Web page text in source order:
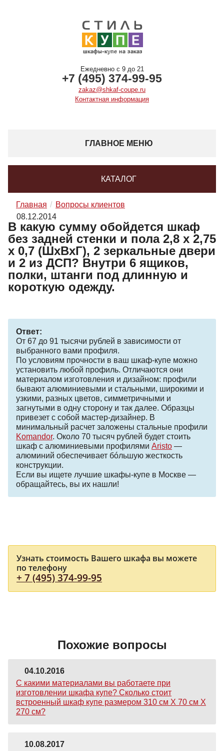
Ежедневно с 9 до 21
+7 (495) 374-99-95
zakaz@shkaf-coupe.ru
Контактная информация
ГЛАВНОЕ МЕНЮ
КАТАЛОГ
Главная
Вопросы клиентов
08.12.2014
В какую сумму обойдется шкаф
без задней стенки и пола 2,8 х 2,75
х 0,7 (ШхВхГ), 2 зеркальные двери
и 2 из ДСП? Внутри 6 ящиков,
полки, штанги под длинную и
короткую одежду.
Ответ:
От 67 до 91 тысячи рублей в зависимости от
выбранного вами профиля.
По условиям прочности в ваш шкаф-купе можно
установить любой профиль. Отличаются они
материалом изготовления и дизайном: профили
бывают алюминиевыми и стальными, широкими и
узкими, разных цветов, симметричными и
загнутыми в одну сторону и так далее. Образцы
привезет с собой мастер-дизайнер. В
минимальный расчет заложены стальные профили
Komandor. Около 70 тысяч рублей будет стоить
шкаф с алюминиевыми профилями Aristo —
алюминий обеспечивает бóльшую жесткость
конструкции.
Если вы ищете лучшие шкафы-купе в Москве —
обращайтесь, вы их нашли!
Узнать стоимость Вашего шкафа вы можете
по телефону
+ 7 (495) 374-99-95
Похожие вопросы
04.10.2016
С какими материалами вы работаете при
изготовлении шкафа купе? Сколько стоит
встроенный шкаф купе размером 310 см Х 70 см Х
270 см?
10.08.2017